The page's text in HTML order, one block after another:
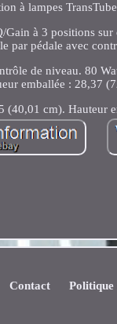
à lampes
à 3 positions
par pédale avec
de niveau. 80
emballée : 28,37
(40,01 cm). Hauteur
Contact Politique